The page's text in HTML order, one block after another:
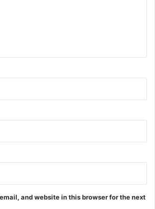
and website in this browser for the next